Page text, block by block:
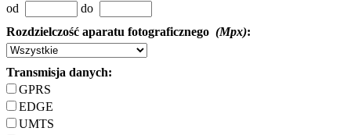
od
do
Rozdzielczość aparatu fotograficznego (Mpx):
Transmisja danych:
GPRS
EDGE
UMTS